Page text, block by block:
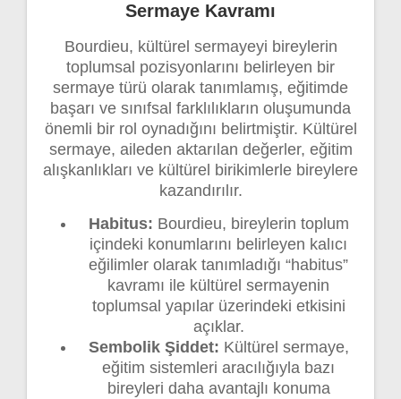
Sermaye Kavramı
Bourdieu, kültürel sermayeyi bireylerin
toplumsal pozisyonlarını belirleyen bir
sermaye türü olarak tanımlamış, eğitimde
başarı ve sınıfsal farklılıkların oluşumunda
önemli bir rol oynadığını belirtmiştir. Kültürel
sermaye, aileden aktarılan değerler, eğitim
alışkanlıkları ve kültürel birikimlerle bireylere
kazandırılır.
Habitus: Bourdieu, bireylerin toplum
içindeki konumlarını belirleyen kalıcı
eğilimler olarak tanımladığı “habitus”
kavramı ile kültürel sermayenin
toplumsal yapılar üzerindeki etkisini
açıklar.
Sembolik Şiddet: Kültürel sermaye,
eğitim sistemleri aracılığıyla bazı
bireyleri daha avantajlı konuma